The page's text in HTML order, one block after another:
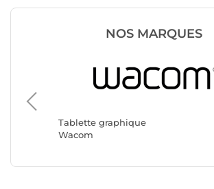
NOS MARQUES
Tablette graphique
Wacom